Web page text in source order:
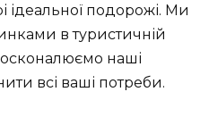
ідеальної подорожі. Ми
в туристичній
наші
всі ваші потреби.